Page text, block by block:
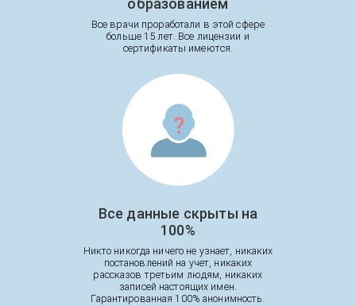
образованием
Все врачи проработали в этой сфере
больше 15 лет. Все лицензии и
сертификаты имеются.
Все данные скрыты на
100%
Никто никогда ничего не узнает, никаких
постановлений на учет, никаких
рассказов третьим людям, никаких
записей настоящих имен.
Гарантированная 100% анонимность.